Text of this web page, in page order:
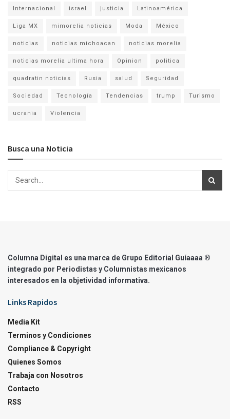
Internacional israel justicia Latinoamérica
Liga MX mimorelia noticias Moda México
noticias noticias michoacan noticias morelia
noticias morelia ultima hora Opinion politica
quadratin noticias Rusia salud Seguridad
Sociedad Tecnología Tendencias trump Turismo
ucrania Violencia
Busca una Noticia
Columna Digital es una marca de Grupo Editorial Guíaaaa ®
integrado por Periodistas y Columnistas mexicanos
interesados en la objetividad informativa.
Links Rapidos
Media Kit
Terminos y Condiciones
Compliance & Copyright
Quienes Somos
Trabaja con Nosotros
Contacto
RSS